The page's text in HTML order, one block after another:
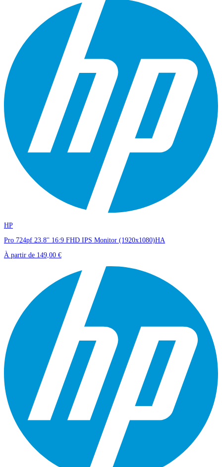
HP
Pro 724pf 23.8'' 16:9 FHD IPS Monitor (1920x1080)HA
À partir de 149,00 €